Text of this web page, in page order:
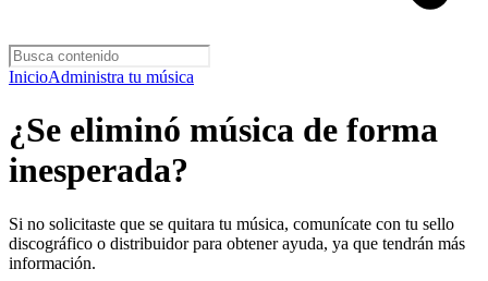
InicioAdministra tu música
¿Se eliminó música de forma
inesperada?
Si no solicitaste que se quitara tu música, comunícate con tu sello
discográfico o distribuidor para obtener ayuda, ya que tendrán más
información.